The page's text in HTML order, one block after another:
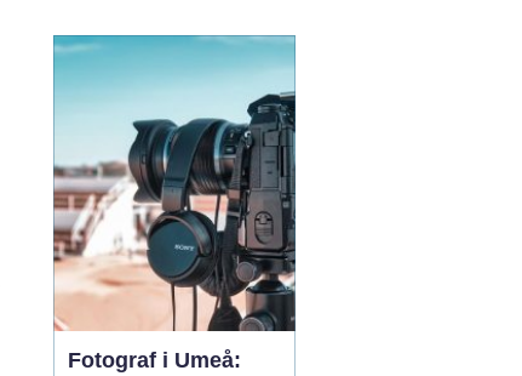
en viktig del av vår
identitet. Ett k&o...
Fotograf i Umeå: